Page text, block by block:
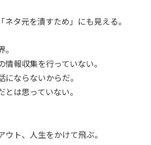
ネタ元を潰すため」にも見える。
報収集を行っていない。
ならないからだ。
は思っていない。
ウト、人生をかけて飛ぶ。